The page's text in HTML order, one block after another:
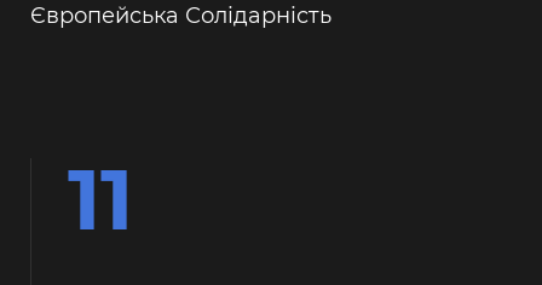
Європейська Солідарність
11